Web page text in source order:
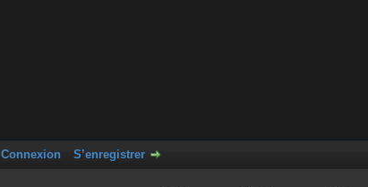
Connexion S’enregistrer